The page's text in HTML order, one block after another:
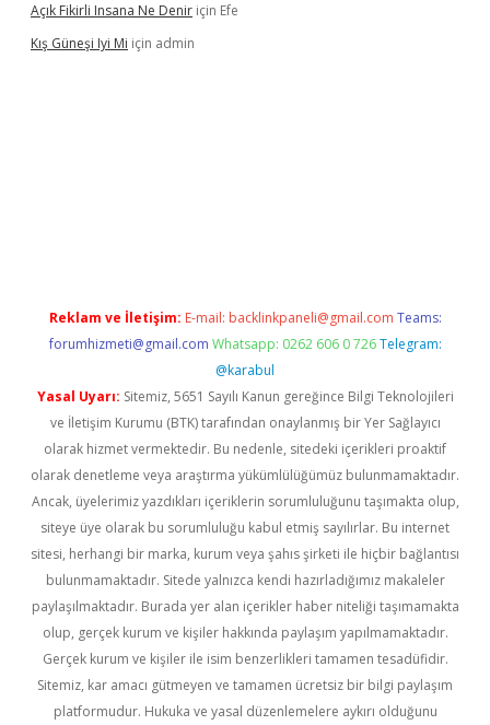
Açık Fikirli Insana Ne Denir için Efe
Kış Güneşi Iyi Mi için admin
Reklam ve İletişim: E-mail: backlinkpaneli@gmail.com Teams:
forumhizmeti@gmail.com Whatsapp: 0262 606 0 726 Telegram:
@karabul
Yasal Uyarı: Sitemiz, 5651 Sayılı Kanun gereğince Bilgi Teknolojileri
ve İletişim Kurumu (BTK) tarafından onaylanmış bir Yer Sağlayıcı
olarak hizmet vermektedir. Bu nedenle, sitedeki içerikleri proaktif
olarak denetleme veya araştırma yükümlülüğümüz bulunmamaktadır.
Ancak, üyelerimiz yazdıkları içeriklerin sorumluluğunu taşımakta olup,
siteye üye olarak bu sorumluluğu kabul etmiş sayılırlar. Bu internet
sitesi, herhangi bir marka, kurum veya şahıs şirketi ile hiçbir bağlantısı
bulunmamaktadır. Sitede yalnızca kendi hazırladığımız makaleler
paylaşılmaktadır. Burada yer alan içerikler haber niteliği taşımamakta
olup, gerçek kurum ve kişiler hakkında paylaşım yapılmamaktadır.
Gerçek kurum ve kişiler ile isim benzerlikleri tamamen tesadüfidir.
Sitemiz, kar amacı gütmeyen ve tamamen ücretsiz bir bilgi paylaşım
platformudur. Hukuka ve yasal düzenlemelere aykırı olduğunu